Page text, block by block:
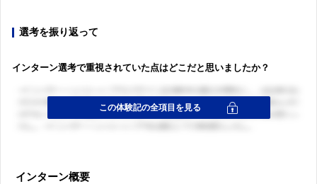
選考を振り返って
インターン選考で重視されていた点はどこだと思いましたか？
インターン概要